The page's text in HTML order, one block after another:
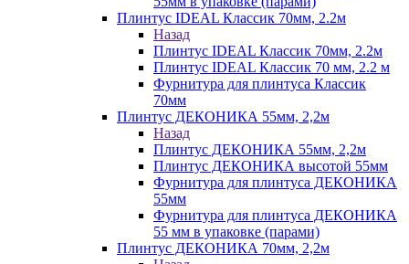
Плинтус IDEAL Классик 70мм, 2.2м
Назад
Плинтус IDEAL Классик 70мм, 2.2м
Плинтус IDEAL Классик 70 мм, 2.2 м
Фурнитура для плинтуса Классик
70мм
Плинтус ДЕКОНИКА 55мм, 2,2м
Назад
Плинтус ДЕКОНИКА 55мм, 2,2м
Плинтус ДЕКОНИКА высотой 55мм
Фурнитура для плинтуса ДЕКОНИКА
55мм
Фурнитура для плинтуса ДЕКОНИКА
55 мм в упаковке (парами)
Плинтус ДЕКОНИКА 70мм, 2,2м